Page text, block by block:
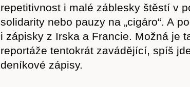
repetitivnost i malé záblesky štěstí v
solidarity nebo pauzy na „cigáro“. A
i zápisky z Irska a Francie. Možná je
reportáže tentokrát zavádějící, spíš
deníkové zápisy.